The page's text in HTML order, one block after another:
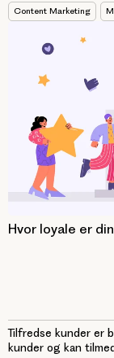
Content Marketing
Hvor loyale er
Tilfredse kunder er
kunder og kan